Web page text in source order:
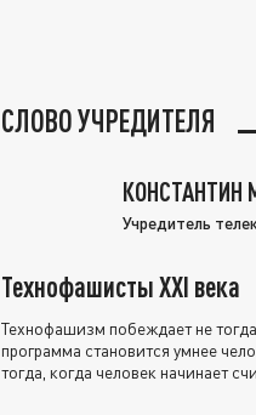
СЛОВО УЧРЕДИТЕЛЯ
КОНСТАНТИН
Учредитель
Технофашисты XXI века
Технофашизм побеждает не
программа становится умнее
тогда, когда человек начинает